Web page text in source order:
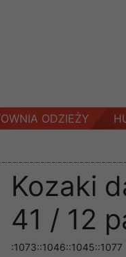
ODZIEŻY
Kozaki
41 / 12
:1073::1046::1045::1077